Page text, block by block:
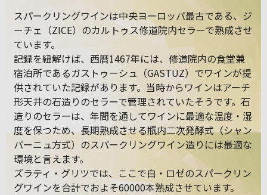
スパークリングワインは中央ヨーロッパ最古である、ジ
ーチェ（ZICE）のカルトゥス修道院内セラーで熟成させ
ています。
記録を紐解けば、西暦1467年には、修道院内の食堂兼
宿泊所であるガストゥーシュ（GASTUZ）でワインが提
供されていた記録があります。当時からワインはアーチ
形天井の石造りのセラーで管理されていたそうです。石
造りのセラーは、年間を通してワインに最適な温度・湿
度を保つため、長期熟成させる瓶内二次発酵式（シャン
パーニュ方式）のスパークリングワイン造りには最適な
環境と言えます。
ズラティ・グリツでは、ここで白・ロゼのスパークリン
グワインを合計でおよそ60000本熟成させています。